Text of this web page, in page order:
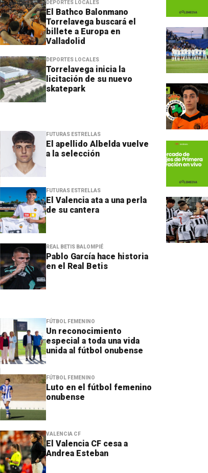
DEPORTES LOCALES
El Bathco Balonmano
Torrelavega buscará el
billete a Europa en
Valladolid
DEPORTES LOCALES
Torrelavega inicia la
licitación de su nuevo
skatepark
FUTURAS ESTRELLAS
El apellido Albelda vuelve
a la selección
FUTURAS ESTRELLAS
El Valencia ata a una perla
de su cantera
REAL BETIS BALOMPIÉ
Pablo García hace historia
en el Real Betis
FÚTBOL FEMENINO
Un reconocimiento
especial a toda una vida
unida al fútbol onubense
FÚTBOL FEMENINO
Luto en el fútbol femenino
onubense
VALENCIA CF
El Valencia CF cesa a
Andrea Esteban